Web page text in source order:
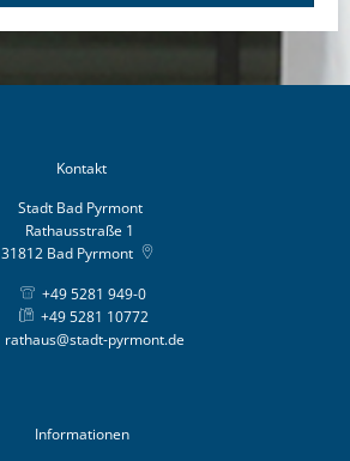
Kontakt
Stadt Bad Pyrmont
Rathausstraße 1
31812 Bad Pyrmont
+49 5281 949-0
+49 5281 10772
rathaus@stadt-pyrmont.de
Informationen